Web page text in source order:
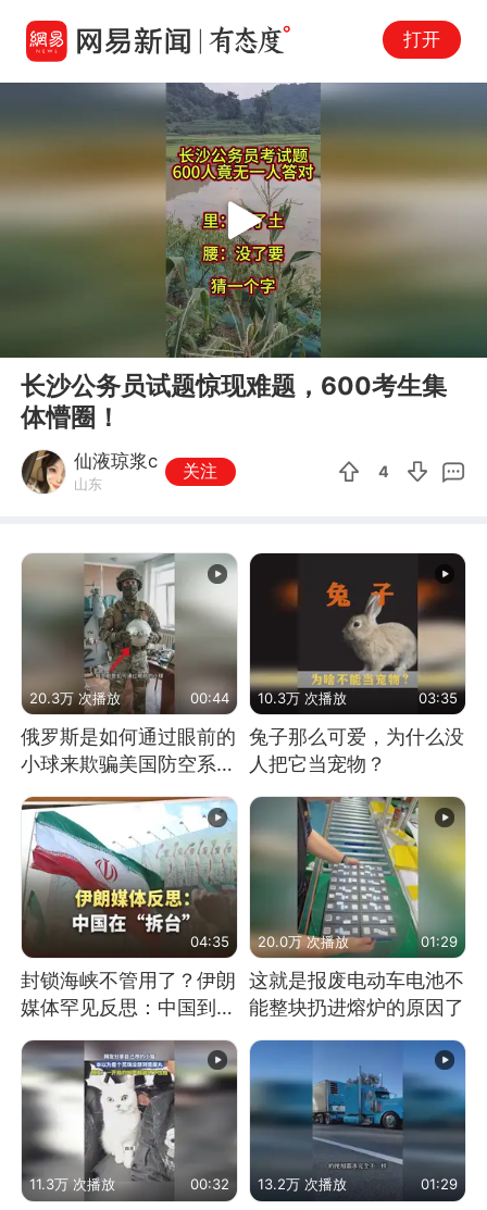
打开
Play
长沙公务员试题惊现难题，600考生集
体懵圈！
仙液琼浆c
山东
关注 4
20.3万 次播放 00:44
俄罗斯是如何通过眼前的
小球来欺骗美国防空系统
的
10.3万 次播放 03:35
兔子那么可爱，为什么没
人把它当宠物？
04:35
封锁海峡不管用了？伊朗
媒体罕见反思：中国到底
20.0万 次播放 01:29
这就是报废电动车电池不
能整块扔进熔炉的原因了
11.3万 次播放 00:32 13.2万 次播放 01:29